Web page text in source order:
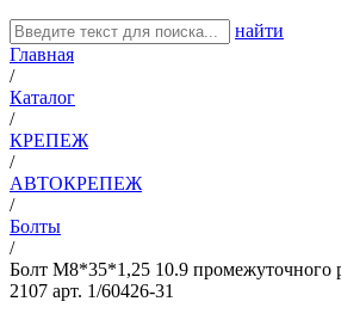
найти
Главная
/
Каталог
/
КРЕПЕЖ
/
АВТОКРЕПЕЖ
/
Болты
/
Болт М8*35*1,25 10.9 промежуточного
2107 арт. 1/60426-31